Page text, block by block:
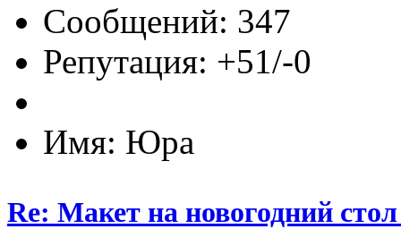
Сообщений: 347
Репутация: +51/-0
Имя: Юра
Re: Макет на новогодний